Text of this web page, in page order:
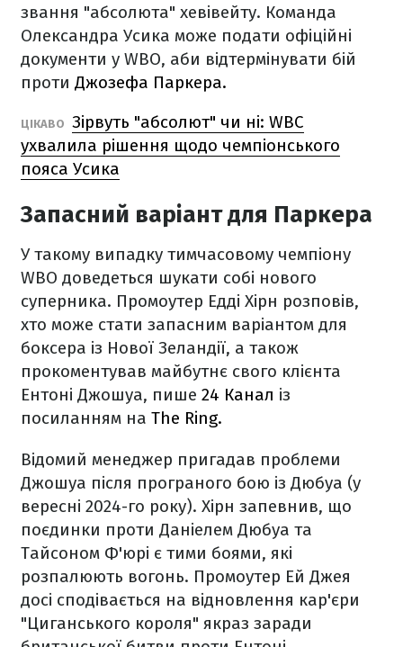
звання "абсолюта" хевівейту. Команда
Олександра Усика може подати офіційні
документи у WBO, аби відтермінувати бій
проти Джозефа Паркера.
ЦІКАВО Зірвуть "абсолют" чи ні: WBC
ухвалила рішення щодо чемпіонського
пояса Усика
Запасний варіант для Паркера
У такому випадку тимчасовому чемпіону
WBO доведеться шукати собі нового
суперника. Промоутер Едді Хірн розповів,
хто може стати запасним варіантом для
боксера із Нової Зеландії, а також
прокоментував майбутнє свого клієнта
Ентоні Джошуа, пише 24 Канал із
посиланням на The Ring.
Відомий менеджер пригадав проблеми
Джошуа після програного бою із Дюбуа (у
вересні 2024-го року). Хірн запевнив, що
поєдинки проти Даніелем Дюбуа та
Тайсоном Ф'юрі є тими боями, які
розпалюють вогонь. Промоутер Ей Джея
досі сподівається на відновлення кар'єри
"Циганського короля" якраз заради